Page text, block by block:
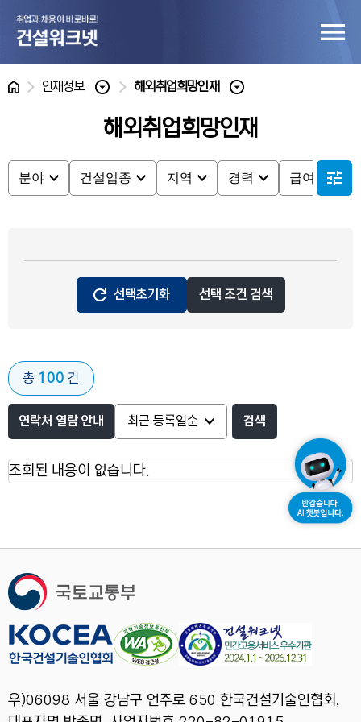
홈 인재정보 해외취업희망인재
해외취업희망인재
분야
분야
건설업종
건설업종
지역
지역
경력
경력
급여
급여
선택초기화 선택 조건 검색
총 100 건
연락처 열람 안내 검색
조회된 내용이 없습니다.
우)06098 서울 강남구 언주로 650 한국건설기술인협회,